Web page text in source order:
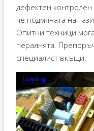
дефектен
че подмяната на
Опитни техници
пералнята.
специалист вкъщи.
Loading...